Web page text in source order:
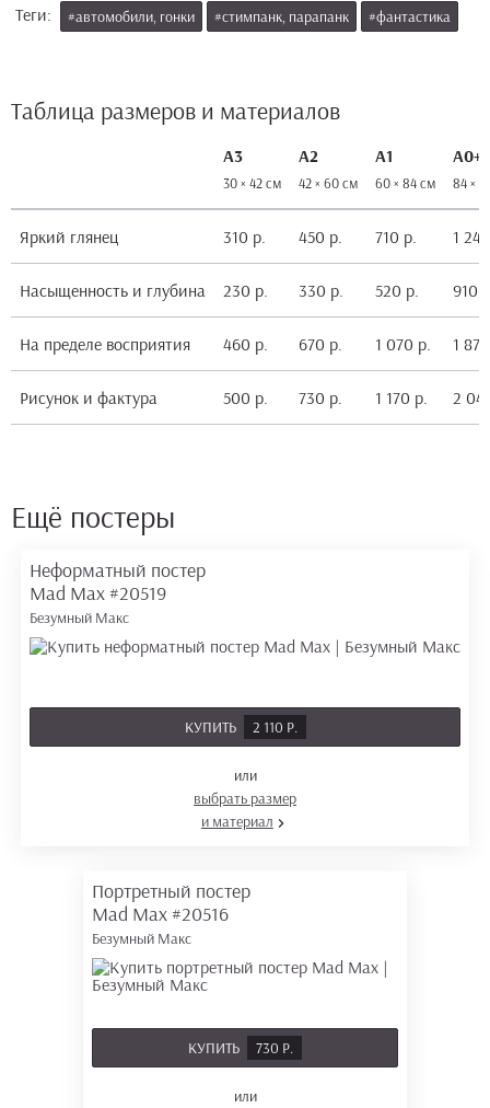
Теги: #автомобили, гонки #стимпанк, парапанк #фантастика
Таблица размеров и материалов
А3
30 × 42 см
А2
42 × 60 см
А1
60 × 84 см
А0+
84 ×
Яркий глянец 310 р. 450 р. 710 р. 1
Насыщенность и глубина 230 р. 330 р. 520 р. 910
На пределе восприятия 460 р. 670 р. 1 070 р. 1
Рисунок и фактура 500 р. 730 р. 1 170 р. 2
Ещё постеры
Неформатный постер
Mad Max #20519
Безумный Макс
КУПИТЬ 2 110 Р.
или
выбрать размер
и материал
Портретный постер
Mad Max #20516
Безумный Макс
КУПИТЬ 730 Р.
или